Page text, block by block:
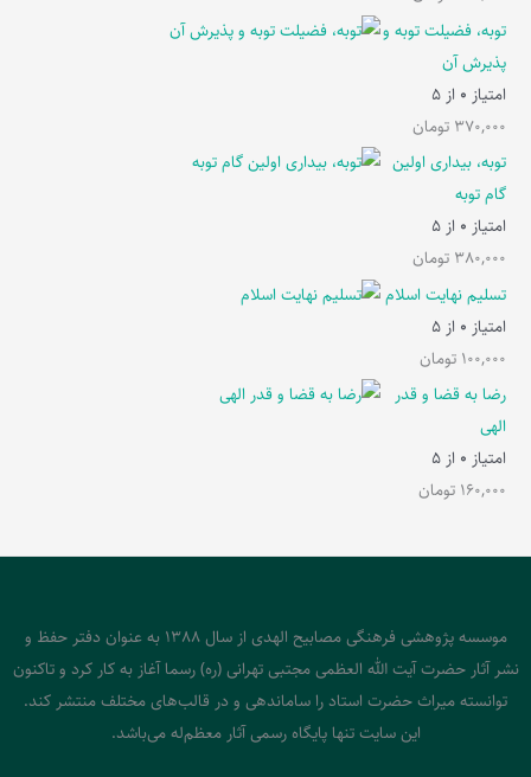
توبه، فضیلت توبه و
پذیرش آن
امتیاز 0 از 5
370,000 تومان
توبه، بیداری اولین
گام توبه
امتیاز 0 از 5
380,000 تومان
تسلیم نهایت اسلام
امتیاز 0 از 5
100,000 تومان
رضا به قضا و قدر
الهی
امتیاز 0 از 5
160,000 تومان
موسسه پژوهشی فرهنگی مصابیح الهدی از سال 1388 به عنوان دفتر حفظ و
نشر آثار حضرت آیت الله العظمی مجتبی تهرانی (ره) رسما آغاز به کار کرد و تاکنون
توانسته میراث حضرت استاد را ساماندهی و در قالب‌های مختلف منتشر کند.
این سایت تنها پایگاه رسمی آثار معظم‌له می‌باشد.